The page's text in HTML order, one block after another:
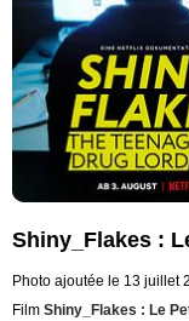
Shiny_Flakes :
Photo ajoutée le 13 juillet
Film Shiny_Flakes : Le